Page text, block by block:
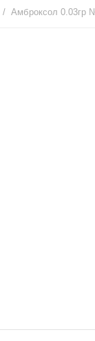
/ Амброксол 0.03гр